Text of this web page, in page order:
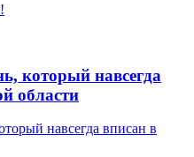
который навсегда
области